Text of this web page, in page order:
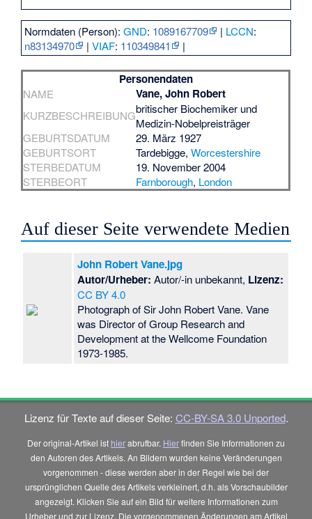
Normdaten (Person):GND: 1089167709 | LCCN:
n83134970
|VIAF: 110349841 |
Personendaten
NAME Vane, John Robert
KURZBESCHREIBUNGbritischer Biochemiker und
Medizin-Nobelpreisträger
GEBURTSDATUM
29. März 1927
GEBURTSORT
Tardebigge,Worcestershire
STERBEDATUM
19. November 2004
STERBEORT
Farnborough, London
Auf dieser Seite verwendete Medien
John Robert Vane.jpg
Autor/Urheber: Autor/-in unbekannt, Lizenz:
CC BY 4.0
Photograph of Sir John Robert Vane. Vane
was Director of Group Research and
Development at the Wellcome Foundation
1973-1985.
Lizenz für Texte auf dieser Seite: CC-BY-SA 3.0 Unported.
Der original-Artikel ist hierabrufbar. Hierfinden Sie Informationen zu
den Autoren des Artikels. An Bildern wurden keine Veränderungen
vorgenommen - diese werden aber in der Regel wie bei der
ursprünglichen Quelle des Artikels verkleinert, d.h. als Vorschaubilder
angezeigt. Klicken Sie auf ein Bild für weitere Informationen zum
Urheber und zur Lizenz. Die vorgenommenen Änderungen am Artikel